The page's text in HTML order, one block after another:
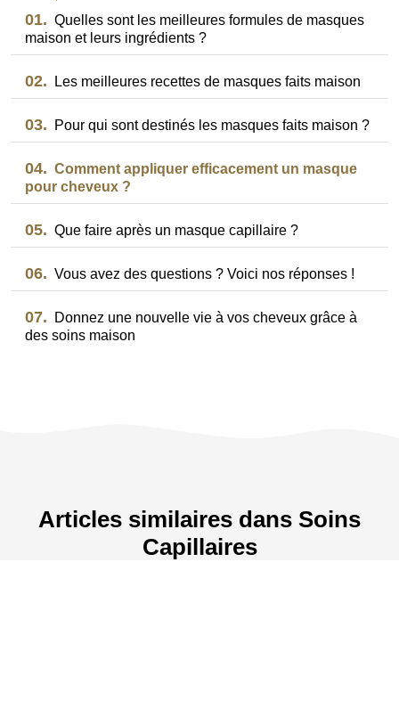
01. Quelles sont les meilleures formules de masques
maison et leurs ingrédients ?
02. Les meilleures recettes de masques faits maison
03. Pour qui sont destinés les masques faits maison ?
04. Comment appliquer efficacement un masque
pour cheveux ?
05. Que faire après un masque capillaire ?
06. Vous avez des questions ? Voici nos réponses !
07.
Donnez une nouvelle vie à vos cheveux grâce à
des soins maison
Articles similaires dans Soins
Capillaires
: reconnaître les
Sérum après lissage :
comment l'appliquer
dégorger